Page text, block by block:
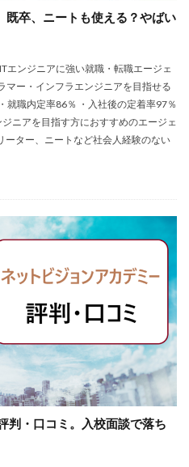
卒、ニートも使える？やばい
エンジニアに強い就職・転職エージェ
マー・インフラエンジニアを目指せる
就職内定率86％ ・入社後の定着率97％
ニアを目指す方におすすめのエージェ
ーター、ニートなど社会人経験のない
判・口コミ。入校面談で落ち